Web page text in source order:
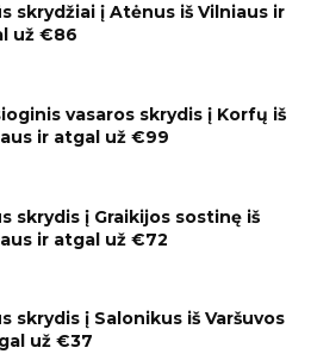
skrydžiai į Atėnus iš Vilniaus ir
už €86
vasaros skrydis į Korfų iš
ir atgal už €99
skrydis į Graikijos sostinę iš
ir atgal už €72
skrydis į Salonikus iš Varšuvos
už €37